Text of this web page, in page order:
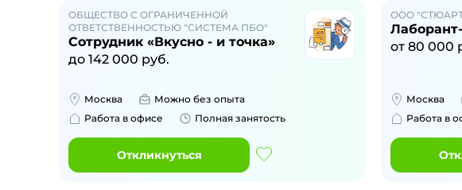
ОБЩЕСТВО С ОГРАНИЧЕННОЙ
ОТВЕТСТВЕННОСТЬЮ "СИСТЕМА ПБО"
Сотрудник «Вкусно - и точка»
до 142 000 руб.
Москва
Можно без опыта
Работа в офисе
Полная занятость
Откликнуться
ООО
от80 000
Москва
Работа в